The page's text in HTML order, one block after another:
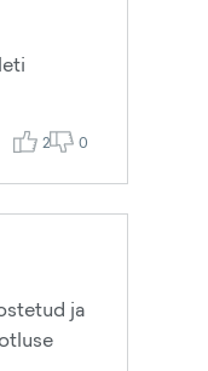
2 0
ja